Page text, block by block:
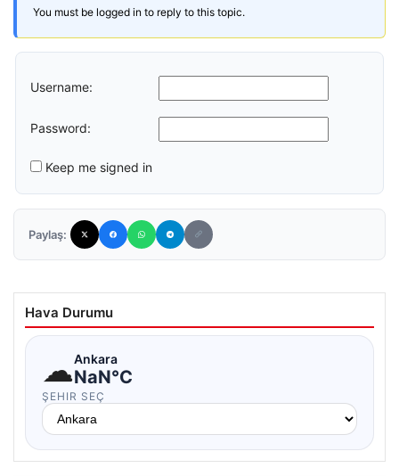
You must be logged in to reply to this topic.
Username:
Password:
Keep me signed in
Paylaş:
Hava Durumu
☁Ankara
NaN°C
ŞEHIR SEÇ